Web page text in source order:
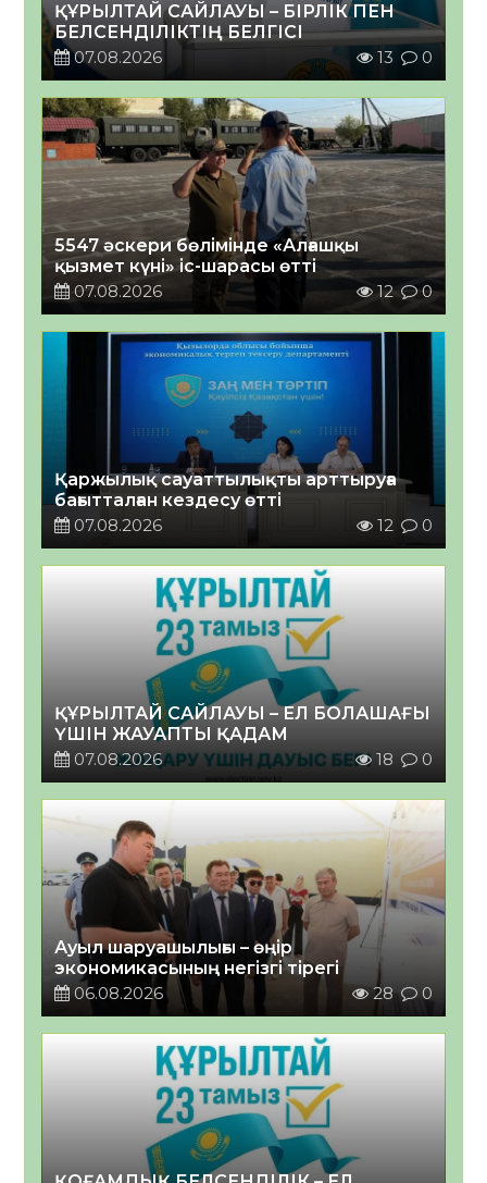
ҚҰРЫЛТАЙ САЙЛАУЫ – БІРЛІК ПЕН
БЕЛСЕНДІЛІКТІҢ БЕЛГІСІ
07.08.2026
13 0
5547 әскери бөлімінде «Алғашқы
қызмет күні» іс-шарасы өтті
07.08.2026
12 0
Қаржылық сауаттылықты арттыруға
бағытталған кездесу өтті
07.08.2026
12 0
ҚҰРЫЛТАЙ САЙЛАУЫ – ЕЛ БОЛАШАҒЫ
ҮШІН ЖАУАПТЫ ҚАДАМ
07.08.2026
18 0
Ауыл шаруашылығы – өңір
экономикасының негізгі тірегі
06.08.2026
28 0